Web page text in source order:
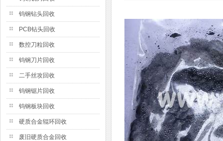
钨钢钻头回收
PCB钻头回收
数控刀粒回收
钨钢刀片回收
二手丝攻回收
钨钢锯片回收
钨钢板块回收
硬质合金辊环回收
废旧硬质合金回收